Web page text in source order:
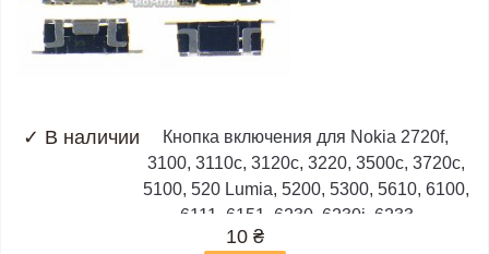
✓ В наличии
Кнопка включения для Nokia 2720f,
3100, 3110c, 3120c, 3220, 3500c, 3720c,
5100, 520 Lumia, 5200, 5300, 5610, 6100,
6111, 6151, 6230, 6230i, 6233,...
10 ₴